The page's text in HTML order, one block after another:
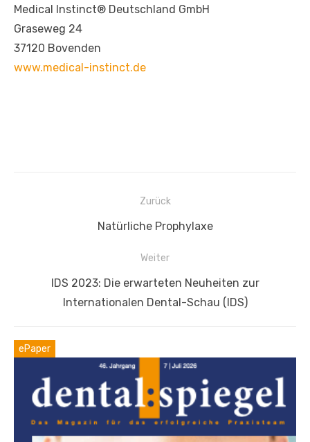
Medical Instinct® Deutschland GmbH
Graseweg 24
37120 Bovenden
www.medical-instinct.de
Beitragsnavigation
Zurück
Vorheriger
Natürliche Prophylaxe
Weiter
NächsterIDS 2023: Die erwarteten Neuheiten zur
Internationalen Dental-Schau (IDS)
ePaper